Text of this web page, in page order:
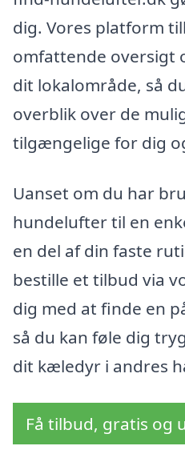
dig. Vores platform
omfattende oversigt
dit lokalområde, så
overblik over de
tilgængelige for dig
Uanset om du har
hundelufter til en
en del af din faste
bestille et tilbud via
dig med at finde en
så du kan føle dig
dit kæledyr i andres
Få tilbud, gratis og